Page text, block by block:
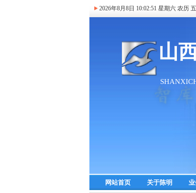
2026年8月8日 10:02:51 星期六 农历
网站首页 关于陈明